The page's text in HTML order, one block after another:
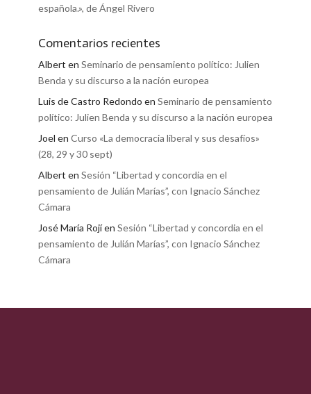
española.», de Ángel Rivero
Comentarios recientes
Albert en Seminario de pensamiento político: Julien
Benda y su discurso a la nación europea
Luis de Castro Redondo en Seminario de pensamiento
político: Julien Benda y su discurso a la nación europea
Joel en Curso «La democracia liberal y sus desafíos»
(28, 29 y 30 sept)
Albert en Sesión “Libertad y concordia en el
pensamiento de Julián Marías”, con Ignacio Sánchez
Cámara
José María Rojíen Sesión “Libertad y concordia en el
pensamiento de Julián Marías”, con Ignacio Sánchez
Cámara